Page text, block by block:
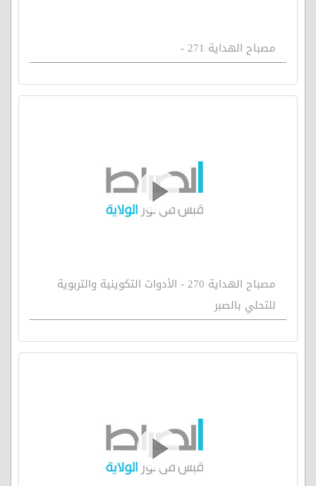
مصباح الهداية 271 -
مصباح الهداية 270 - الأدوات التكوينية والتربوية
للتحلي بالصبر